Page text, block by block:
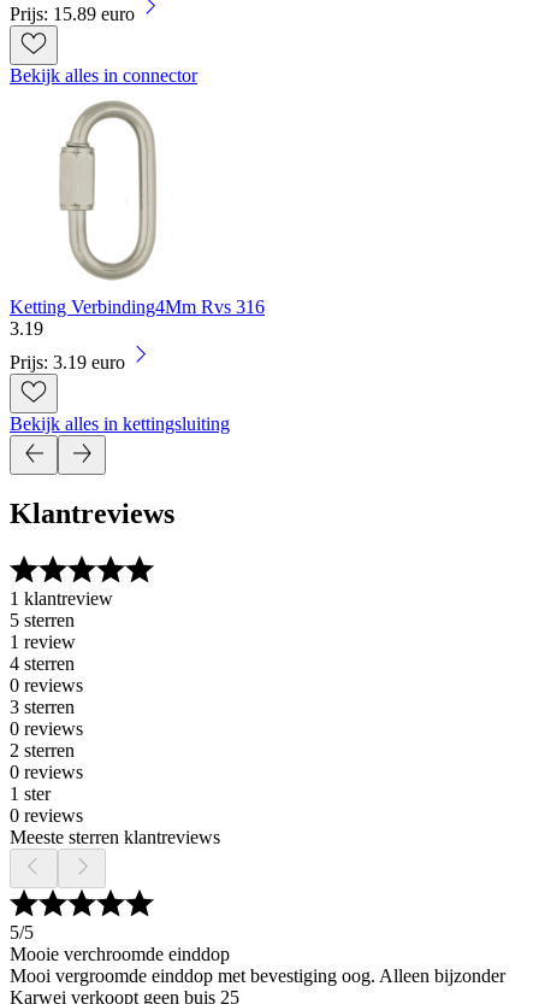
Prijs: 15.89 euro
Bekijk alles in connector
Ketting Verbinding4Mm Rvs 316
3.19
Prijs: 3.19 euro
Bekijk alles in kettingsluiting
Klantreviews
1 klantreview
5 sterren
1 review
4 sterren
0 reviews
3 sterren
0 reviews
2 sterren
0 reviews
1 ster
0 reviews
Meeste sterren klantreviews
5/5
Mooie verchroomde einddop
Mooi vergroomde einddop met bevestiging oog. Alleen bijzonder
Karwei verkoopt geen buis 25